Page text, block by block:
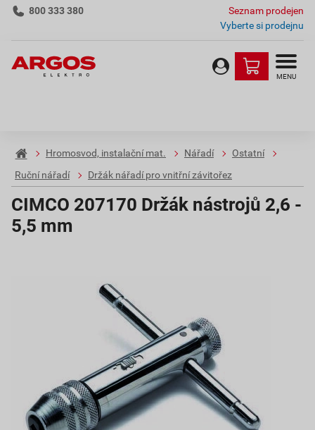
800 333 380
Seznam prodejen
Vyberte si prodejnu
MENU
Hromosvod, instalační mat. Nářadí
Ostatní
Ruční nářadí
Držák nářadí pro vnitřní závitořez
CIMCO 207170 Držák nástrojů 2,6 -
5,5 mm